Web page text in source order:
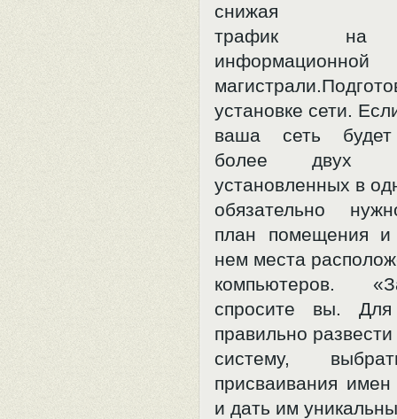
снижая
трафик на
информационной
установке сети.
ваша сеть будет
более двух
установленных в
обязательно
план помещения и
нем места
компьютеров.
спросите вы.
правильно
систему,
присваивания
и дать им